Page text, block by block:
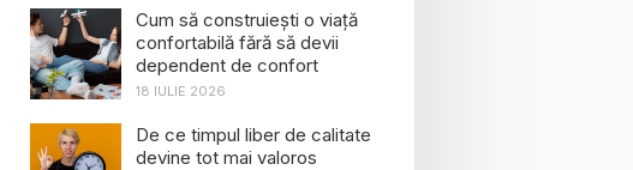
Cum să construiești o viață
confortabilă fără să devii
dependent de confort
18 IULIE 2026
De ce timpul liber de calitate
devine tot mai valoros